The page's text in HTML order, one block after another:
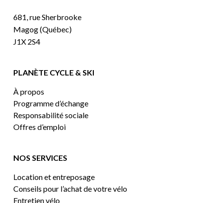
681, rue Sherbrooke
Magog (Québec)
J1X 2S4
PLANÈTE CYCLE & SKI
À propos
Programme d’échange
Responsabilité sociale
Offres d’emploi
NOS SERVICES
Location et entreposage
Conseils pour l’achat de votre vélo
Entretien vélo